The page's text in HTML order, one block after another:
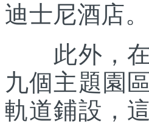
迪士尼酒店。
此外，在
九個主題園
軌道鋪設，